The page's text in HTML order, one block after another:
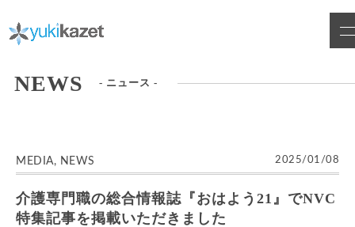
NEWS - ニュース -
MEDIA, NEWS 2025/01/08
介護専門職の総合情報誌『おはよう21』でNVC
特集記事を掲載いただきました